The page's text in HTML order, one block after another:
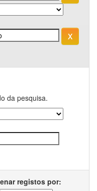
da pesquisa.
registos por: